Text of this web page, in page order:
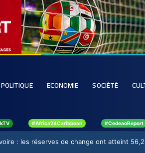
POLITIQUE ECONOMIE SOCIÉTÉ
#Africa24Caribbean #CedeaoReport
: les réserves de change ont atteint